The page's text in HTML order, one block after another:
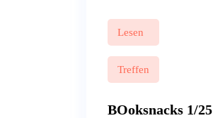
Lesen
Treffen
BOoksnacks 1/25